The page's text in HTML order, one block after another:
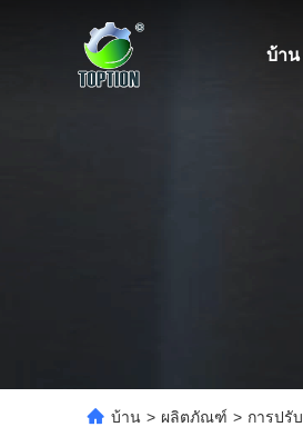
บ้าน
บ้าน > ผลิตภัณฑ์ > การปรั